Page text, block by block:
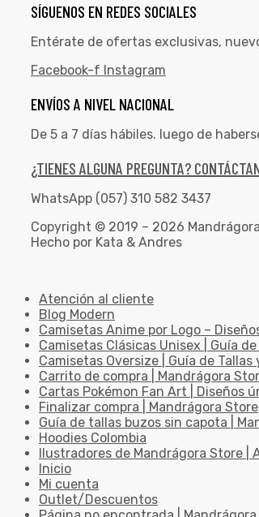
SÍGUENOS EN REDES SOCIALES
Entérate de ofertas exclusivas,
Facebook-f Instagram
ENVÍOS A NIVEL NACIONAL
De 5 a 7 días hábiles. luego de
¿TIENES ALGUNA PREGUNTA?
WhatsApp (057) 310 582 3437
Copyright © 2019 – 2026
Hecho por Kata & Andres
Atención al cliente
Blog Modern
Camisetas Anime por Logo –
Camisetas Clásicas Unisex | Guía
Camisetas Oversize | Guía de
Carrito de compra | Mandrágora
Cartas Pokémon Fan Art | Diseños
Finalizar compra | Mandrágora Store
Guía de tallas buzos sin capota |
Hoodies Colombia
Ilustradores de Mandrágora Store |
Inicio
Mi cuenta
Outlet/Descuentos